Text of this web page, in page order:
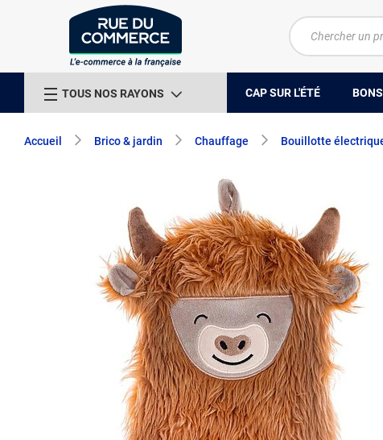
TOUS NOS RAYONS CAP SUR L'ÉTÉ
Accueil Brico & jardin Chauffage Bouillotte